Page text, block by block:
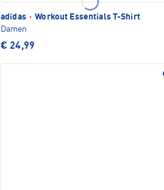
adidas · Workout Essentials T-Shirt
Damen
€ 24,99